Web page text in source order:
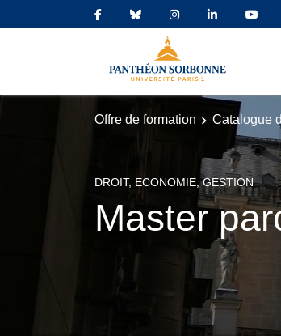
Offre de formation Catalogue
DROIT, ECONOMIE, GESTION
Master